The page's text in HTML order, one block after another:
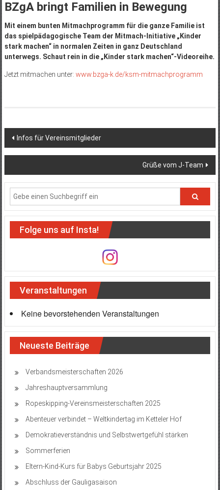
BZgA bringt Familien in Bewegung
Mit einem bunten Mitmachprogramm für die ganze Familie ist
das spielpädagogische Team der Mitmach-Initiative „Kinder
stark machen“ in normalen Zeiten in ganz Deutschland
unterwegs. Schaut rein in die „Kinder stark machen“-Videoreihe.
Jetzt mitmachen unter: www.bzga-k.de/ksm-mitmachprogramm
Beitragsnavigation
Infos für Vereinsmitglieder
Grüße vom J-Team
Folge uns auf Insta!
Veranstaltungen
Keine bevorstehenden Veranstaltungen
Neueste Beiträge
Verbandsmeisterschaften 2026
Jahreshauptversammlung
Ropeskipping-Vereinsmeisterschaften 2025
Abenteuer verbindet – Weltkindertag im Ketteler Hof
Demokratieverständnis und Selbstwertgefühl stärken
Sommerferien
Eltern-Kind-Kurs für Babys Geburtsjahr 2025
Abschluss der Gauligasaison